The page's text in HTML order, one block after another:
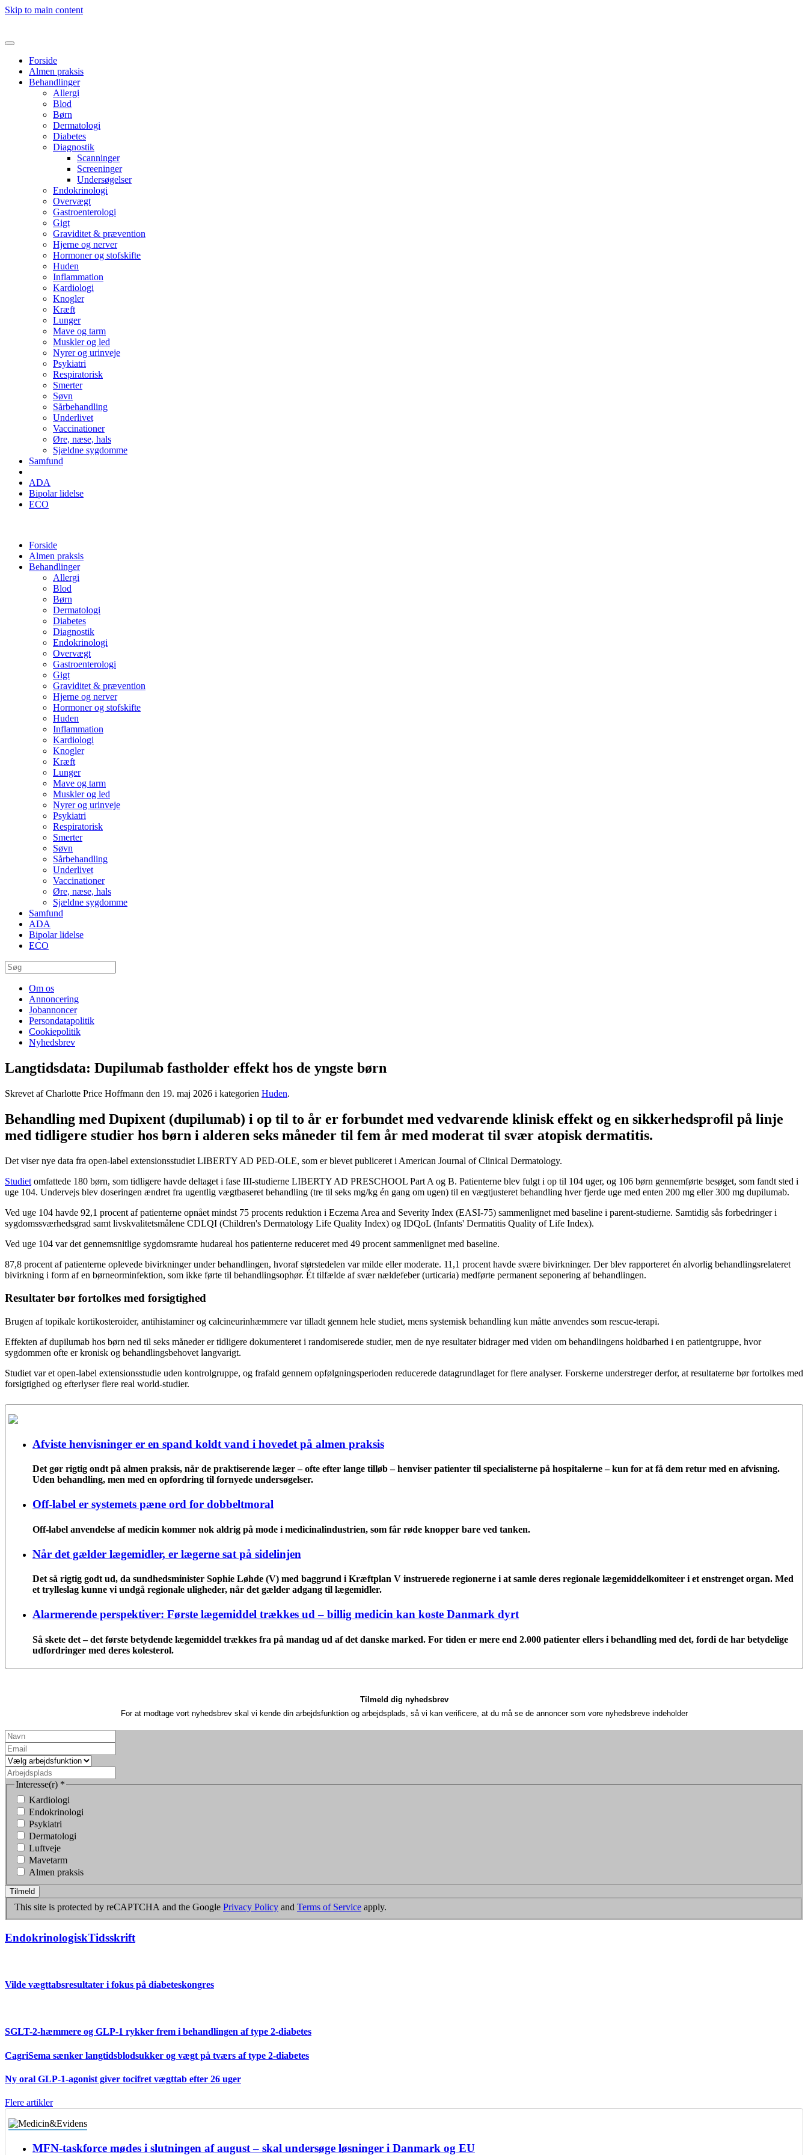
Skip to main content
Forside
Almen praksis
Behandlinger
Allergi
Blod
Børn
Dermatologi
Diabetes
Diagnostik
Scanninger
Screeninger
Undersøgelser
Endokrinologi
Overvægt
Gastroenterologi
Gigt
Graviditet & prævention
Hjerne og nerver
Hormoner og stofskifte
Huden
Inflammation
Kardiologi
Knogler
Kræft
Lunger
Mave og tarm
Muskler og led
Nyrer og urinveje
Psykiatri
Respiratorisk
Smerter
Søvn
Sårbehandling
Underlivet
Vaccinationer
Øre, næse, hals
Sjældne sygdomme
Samfund
ADA
Bipolar lidelse
ECO
Forside
Almen praksis
Behandlinger
Allergi
Blod
Børn
Dermatologi
Diabetes
Diagnostik
Endokrinologi
Overvægt
Gastroenterologi
Gigt
Graviditet & prævention
Hjerne og nerver
Hormoner og stofskifte
Huden
Inflammation
Kardiologi
Knogler
Kræft
Lunger
Mave og tarm
Muskler og led
Nyrer og urinveje
Psykiatri
Respiratorisk
Smerter
Søvn
Sårbehandling
Underlivet
Vaccinationer
Øre, næse, hals
Sjældne sygdomme
Samfund
ADA
Bipolar lidelse
ECO
Om os
Annoncering
Jobannoncer
Persondatapolitik
Cookiepolitik
Nyhedsbrev
Langtidsdata: Dupilumab fastholder effekt hos de yngste børn
Skrevet af Charlotte Price Hoffmann den 19. maj 2026 i kategorien Huden.
Behandling med Dupixent (dupilumab) i op til to år er forbundet med vedvarende klinisk effekt og en sikkerhedsprofil på linje
med tidligere studier hos børn i alderen seks måneder til fem år med moderat til svær atopisk dermatitis.
Det viser nye data fra open-label extensionsstudiet LIBERTY AD PED-OLE, som er blevet publiceret i American Journal of Clinical Dermatology.
Studiet omfattede 180 børn, som tidligere havde deltaget i fase III-studierne LIBERTY AD PRESCHOOL Part A og B. Patienterne blev fulgt i op til 104 uger, og 106 børn gennemførte besøget, som fandt sted i
uge 104. Undervejs blev doseringen ændret fra ugentlig vægtbaseret behandling (tre til seks mg/kg én gang om ugen) til en vægtjusteret behandling hver fjerde uge med enten 200 mg eller 300 mg dupilumab.
Ved uge 104 havde 92,1 procent af patienterne opnået mindst 75 procents reduktion i Eczema Area and Severity Index (EASI-75) sammenlignet med baseline i parent-studierne. Samtidig sås forbedringer i
sygdomssværhedsgrad samt livskvalitetsmålene CDLQI (Children's Dermatology Life Quality Index) og IDQoL (Infants' Dermatitis Quality of Life Index).
Ved uge 104 var det gennemsnitlige sygdomsramte hudareal hos patienterne reduceret med 49 procent sammenlignet med baseline.
87,8 procent af patienterne oplevede bivirkninger under behandlingen, hvoraf størstedelen var milde eller moderate. 11,1 procent havde svære bivirkninger. Der blev rapporteret én alvorlig behandlingsrelateret
bivirkning i form af en børneorminfektion, som ikke førte til behandlingsophør. Ét tilfælde af svær nældefeber (urticaria) medførte permanent seponering af behandlingen.
Resultater bør fortolkes med forsigtighed
Brugen af topikale kortikosteroider, antihistaminer og calcineurinhæmmere var tilladt gennem hele studiet, mens systemisk behandling kun måtte anvendes som rescue-terapi.
Effekten af dupilumab hos børn ned til seks måneder er tidligere dokumenteret i randomiserede studier, men de nye resultater bidrager med viden om behandlingens holdbarhed i en patientgruppe, hvor
sygdommen ofte er kronisk og behandlingsbehovet langvarigt.
Studiet var et open-label extensionsstudie uden kontrolgruppe, og frafald gennem opfølgningsperioden reducerede datagrundlaget for flere analyser. Forskerne understreger derfor, at resultaterne bør fortolkes med
forsigtighed og efterlyser flere real world-studier.
Afviste henvisninger er en spand koldt vand i hovedet på almen praksis
Det gør rigtig ondt på almen praksis, når de praktiserende læger – ofte efter lange tilløb – henviser patienter til specialisterne på hospitalerne – kun for at få dem retur med en afvisning.
Uden behandling, men med en opfordring til fornyede undersøgelser.
Off-label er systemets pæne ord for dobbeltmoral
Off-label anvendelse af medicin kommer nok aldrig på mode i medicinalindustrien, som får røde knopper bare ved tanken.
Når det gælder lægemidler, er lægerne sat på sidelinjen
Det så rigtig godt ud, da sundhedsminister Sophie Løhde (V) med baggrund i Kræftplan V instruerede regionerne i at samle deres regionale lægemiddelkomiteer i et enstrenget organ. Med
et trylleslag kunne vi undgå regionale uligheder, når det gælder adgang til lægemidler.
Alarmerende perspektiver: Første lægemiddel trækkes ud – billig medicin kan koste Danmark dyrt
Så skete det – det første betydende lægemiddel trækkes fra på mandag ud af det danske marked. For tiden er mere end 2.000 patienter ellers i behandling med det, fordi de har betydelige
udfordringer med deres kolesterol.
Tilmeld dig nyhedsbrev
For at modtage vort nyhedsbrev skal vi kende din arbejdsfunktion og arbejdsplads, så vi kan verificere, at du må se de annoncer som vore nyhedsbreve indeholder
Interesse(r) *
Kardiologi
Endokrinologi
Psykiatri
Dermatologi
Luftveje
Mavetarm
Almen praksis
Tilmeld
This site is protected by reCAPTCHA and the Google Privacy Policy and Terms of Service apply.
EndokrinologiskTidsskrift
Vilde vægttabsresultater i fokus på diabeteskongres
SGLT-2-hæmmere og GLP-1 rykker frem i behandlingen af type 2-diabetes
CagriSema sænker langtidsblodsukker og vægt på tværs af type 2-diabetes
Ny oral GLP-1-agonist giver tocifret vægttab efter 26 uger
Flere artikler
MFN-taskforce mødes i slutningen af august – skal undersøge løsninger i Danmark og EU